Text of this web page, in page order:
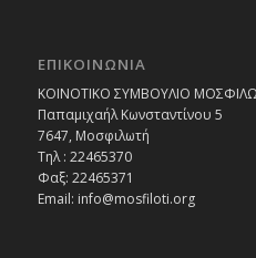
ΕΠΙΚΟΙΝΩΝΙΑ
ΚΟΙΝΟΤΙΚΟ ΣΥΜΒΟΥΛΙΟ
Παπαμιχαήλ Κωνσταντίνου 5
7647, Μοσφιλωτή
Τηλ : 22465370
Φαξ: 22465371
Email: info@mosfiloti.org